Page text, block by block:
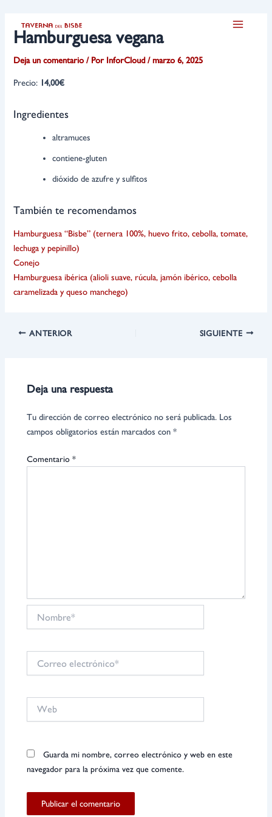
contenido
Hamburguesa vegana
Deja un comentario / Por InforCloud/marzo 6, 2025
Precio: 14,00€
Ingredientes
altramuces
contiene-gluten
dióxido de azufre y sulfitos
También te recomendamos
Hamburguesa “Bisbe” (ternera 100%, huevo frito, cebolla, tomate,
lechuga y pepinillo)
Conejo
Hamburguesa ibérica (alioli suave, rúcula, jamón ibérico, cebolla
caramelizada y queso manchego)
entradas
ANTERIOR SIGUIENTE
Deja una respuesta
Tu dirección de correo electrónico no será publicada. Los
campos obligatorios están marcados con*
Comentario*
electrónico*
Guarda mi nombre, correo electrónico y web en este
navegador para la próxima vez que comente.